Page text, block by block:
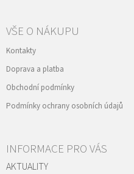
VŠE O NÁKUPU
Kontakty
Doprava a platba
Obchodní podmínky
Podmínky ochrany osobních údajů
INFORMACE PRO VÁS
AKTUALITY